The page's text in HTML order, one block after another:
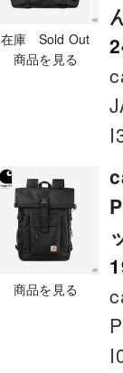
在庫 Sold Out
商品を見る
商品を見る